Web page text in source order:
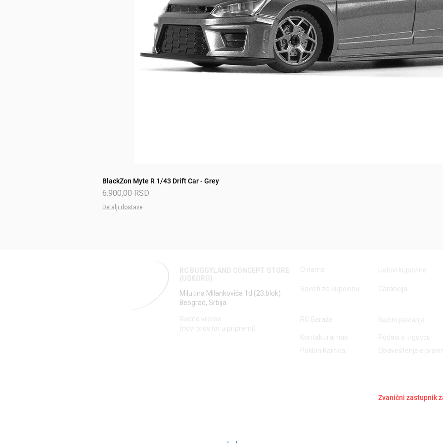
BlackZon Myte R 1/43 Drift Car - Grey
Price
6.900,00 RSD
Detalji dostave
RC BUGGYLAND CONCEPT STORE
(USKORO)
Milutina Milankovića 1d (23.blok)
Beograd, Srbija
Radno vreme
(novi prostor u pripremi)
O nama
Saveti za kupovinu
RC Garaža
Kontaktiraj nas
Poklon Kartica
Uslovi kupovine
Garancija
Načini plaćanja
Podaci o trgovcu
Obaveštenje o
Zvanični zastupnik